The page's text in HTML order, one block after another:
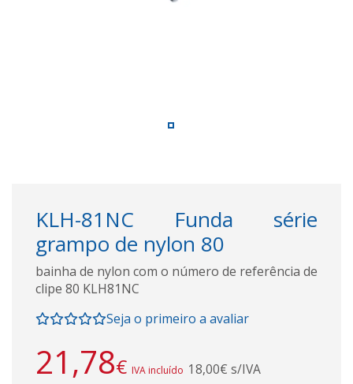
KLH-81NC Funda série
grampo de nylon 80
bainha de nylon com o número de referência de
clipe 80 KLH81NC
Seja o primeiro a avaliar
21,78€ IVA incluído 18,00€ s/IVA